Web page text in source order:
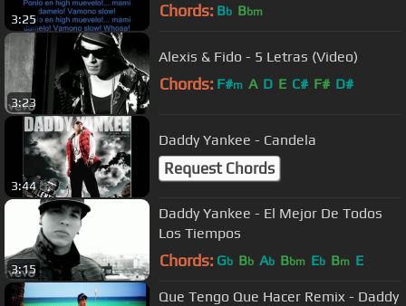
3:25 Chords: Bb Bbm
3:23
Alexis & Fido - 5 Letras (Video)
Chords: F#m A D E C# F# D#
3:44
Daddy Yankee - Candela
Request Chords
3:15
Daddy Yankee - El Mejor De Todos
Los Tiempos
Chords: Gb Bb Ab Bbm Eb Bm E
Que Tengo Que Hacer Remix - Daddy